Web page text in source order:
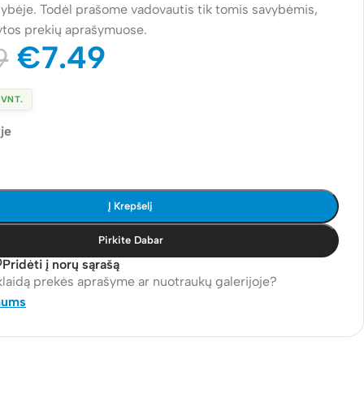
Todėl prašome vadovautis tik tomis savybėmis,
prekių aprašymuose.
€7.49
Į Krepšelį
Pirkite Dabar
Pridėti į norų sąrašą
prekės aprašyme ar nuotraukų galerijoje?